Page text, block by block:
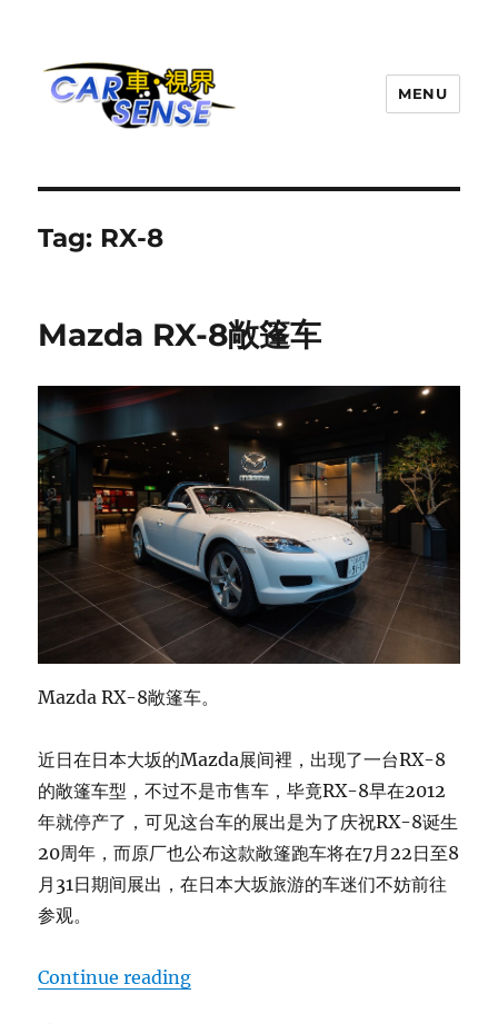
MENU
Tag: RX-8
Mazda RX-8敞篷车
Mazda RX-8敞篷车。
近日在日本大坂的Mazda展间裡，出现了一台RX-8
的敞篷车型，不过不是市售车，毕竟RX-8早在2012
年就停产了，可见这台车的展出是为了庆祝RX-8诞生
20周年，而原厂也公布这款敞篷跑车将在7月22日至8
月31日期间展出，在日本大坂旅游的车迷们不妨前往
参观。
Continue reading“Mazda RX-8敞篷车”